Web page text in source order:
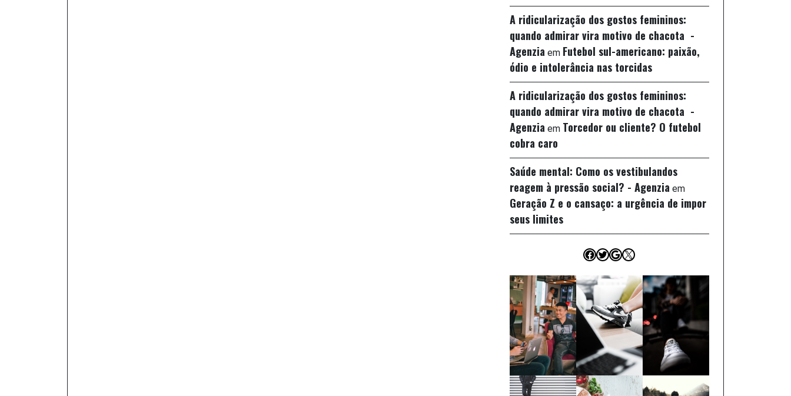
A ridicularização dos gostos femininos:
quando admirar vira motivo de chacota -
Agenzia em Futebol sul-americano: paixão,
ódio e intolerância nas torcidas
A ridicularização dos gostos femininos:
quando admirar vira motivo de chacota -
Agenzia em Torcedor ou cliente? O futebol
cobra caro
Saúde mental: Como os vestibulandos
reagem à pressão social? - Agenzia em
Geração Z e o cansaço: a urgência de impor
seus limites
Facebook
Twitter
Google
X